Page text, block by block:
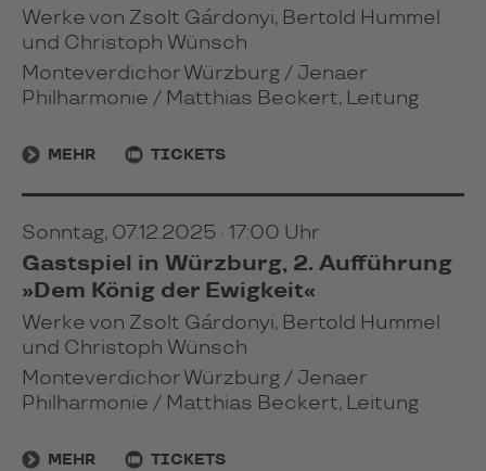
Werke von Zsolt Gárdonyi, Bertold Hummel
und Christoph Wünsch
Monteverdichor Würzburg / Jenaer
Philharmonie / Matthias Beckert, Leitung
MEHR TICKETS
Sonntag, 07.12.2025 · 17:00 Uhr
Gastspiel in Würzburg, 2. Aufführung
»Dem König der Ewigkeit«
Werke von Zsolt Gárdonyi, Bertold Hummel
und Christoph Wünsch
Monteverdichor Würzburg / Jenaer
Philharmonie / Matthias Beckert, Leitung
MEHR TICKETS